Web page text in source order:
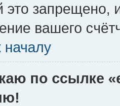
это запрещено,
вашего
началу
по ссылке